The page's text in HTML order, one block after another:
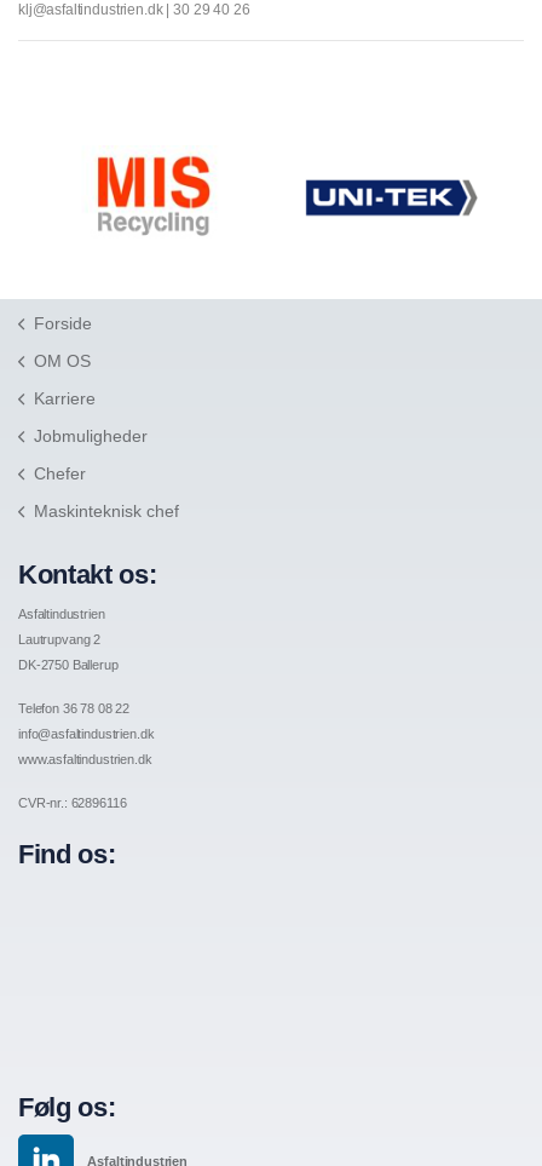
klj@asfaltindustrien.dk | 30 29 40 26
Forside
OM OS
Karriere
Jobmuligheder
Chefer
Maskinteknisk chef
Kontakt os:
Asfaltindustrien
Lautrupvang 2
DK-2750 Ballerup
Telefon 36 78 08 22
info@asfaltindustrien.dk
www.asfaltindustrien.dk
CVR-nr.: 62896116
Find os:
Følg os:
Asfaltindustrien